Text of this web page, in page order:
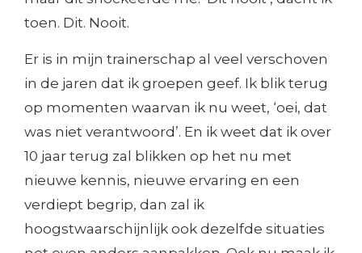
toen. Dit. Nooit.
Er is in mijn trainerschap al veel verschoven
in de jaren dat ik groepen geef. Ik blik terug
op momenten waarvan ik nu weet, ‘oei, dat
was niet verantwoord’. En ik weet dat ik over
10 jaar terug zal blikken op het nu met
nieuwe kennis, nieuwe ervaring en een
verdiept begrip, dan zal ik
hoogstwaarschijnlijk ook dezelfde situaties